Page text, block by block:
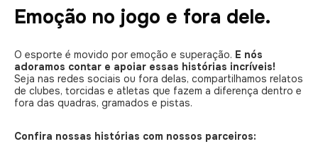
Emoção no jogo e fora dele.
O esporte é movido por emoção e superação. E nós
adoramos contar e apoiar essas histórias incríveis!
Seja nas redes sociais ou fora delas, compartilhamos relatos
de clubes, torcidas e atletas que fazem a diferença dentro e
fora das quadras, gramados e pistas.
Confira nossas histórias com nossos parceiros: